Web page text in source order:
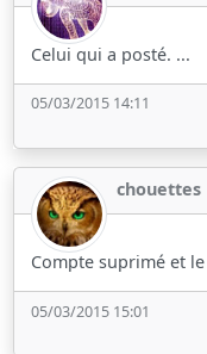
Celui qui a posté. ...
05/03/2015 14:11
chouettes
Compte suprimé et
05/03/2015 15:01